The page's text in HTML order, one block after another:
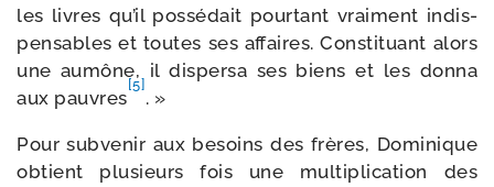
les livres qu’il pos­sé­dait pour­tant vrai­ment indis­
pen­sables et toutes ses affaires. Constituant alors
une aumône, il dis­per­sa ses biens et les don­na
aux pauvres
[5]
. »
Pour sub­ve­nir aux besoins des frères, Dominique
obtient plu­sieurs fois une mul­ti­pli­ca­tion des